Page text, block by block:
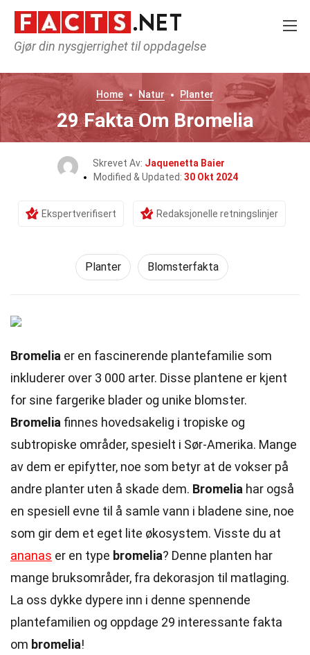
Gjør din nysgjerrighet til oppdagelse
Home Natur Planter
29 Fakta Om Bromelia
Skrevet Av: Jaquenetta Baier
Modified & Updated: 30 Okt 2024
Ekspertverifisert Redaksjonelle retningslinjer
Planter Blomsterfakta
Bromelia er en fascinerende plantefamilie som
inkluderer over 3 000 arter. Disse plantene er kjent
for sine fargerike blader og unike blomster.
Bromelia finnes hovedsakelig i tropiske og
subtropiske områder, spesielt i Sør-Amerika. Mange
av dem er epifytter, noe som betyr at de vokser på
andre planter uten å skade dem. Bromelia har også
en spesiell evne til å samle vann i bladene sine, noe
som gir dem et eget lite økosystem. Visste du at
ananas er en type bromelia? Denne planten har
mange bruksområder, fra dekorasjon til matlaging.
La oss dykke dypere inn i denne spennende
plantefamilien og oppdage 29 interessante fakta
om bromelia!